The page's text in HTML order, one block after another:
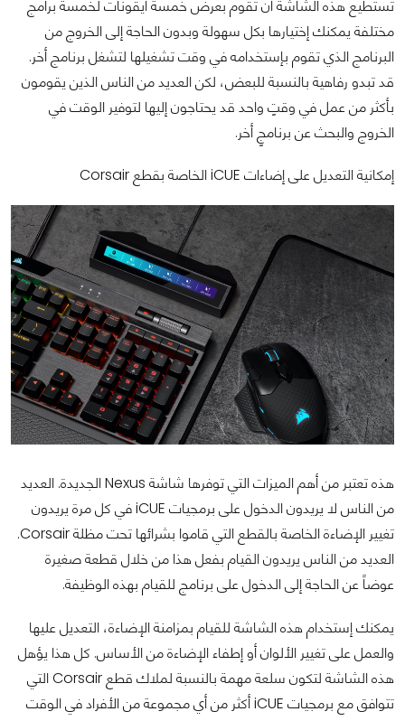
تستطيع هذه الشاشة أن تقوم بعرض خمسة أيقونات لخمسة برامج
مختلفة يمكنك إختيارها بكل سهولة وبدون الحاجة إلى الخروج من
البرنامج الذي تقوم بإستخدامه في وقت تشغيلها لتشغل برنامج أخر.
قد تبدو رفاهية بالنسبة للبعض، لكن العديد من الناس الذين يقومون
بأكثر من عمل في وقتٍ واحد قد يحتاجون إليها لتوفير الوقت في
الخروج والبحث عن برنامجٍ أخر.
إمكانية التعديل على إضاءات iCUE الخاصة بقطع Corsair
هذه تعتبر من أهم الميزات التي توفرها شاشة Nexus الجديدة. العديد
من الناس لا يريدون الدخول على برمجيات iCUE في كل مرة يريدون
تغيير الإضاءة الخاصة بالقطع التي قاموا بشرائها تحت مظلة Corsair.
العديد من الناس يريدون القيام بفعل هذا من خلال قطعة صغيرة
عوضاً عن الحاجة إلى الدخول على برنامج للقيام بهذه الوظيفة.
يمكنك إستخدام هذه الشاشة للقيام بمزامنة الإضاءة، التعديل عليها
والعمل على تغيير الألوان أو إطفاء الإضاءة من الأساس. كل هذا يؤهل
هذه الشاشة لتكون سلعة مهمة بالنسبة لملاك قطع Corsair التي
تتوافق مع برمجيات iCUE أكثر من أي مجموعة من الأفراد في الوقت